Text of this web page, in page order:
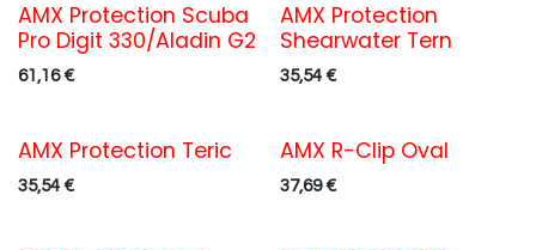
AMX Protection Scuba
Pro Digit 330/Aladin G2
61,16€
AMX Protection
Shearwater Tern
35,54 €
AMX Protection Teric
35,54 €
AMX R-Clip Oval
37,69€